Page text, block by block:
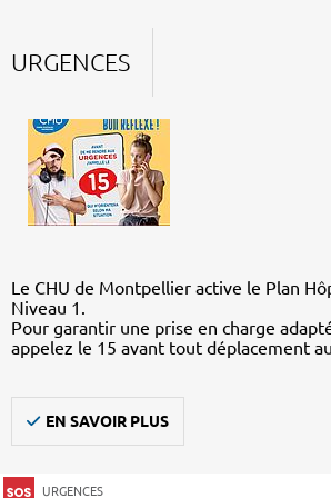
URGENCES
Le CHU de Montpellier active le Plan
Niveau 1.
Pour garantir une prise en charge
appelez le 15 avant tout déplacement
EN SAVOIR PLUS
URGENCES